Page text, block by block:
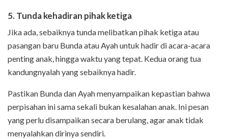
5. Tunda kehadiran pihak ketiga
Jika ada, sebaiknya tunda melibatkan pihak ketiga atau
pasangan baru Bunda atau Ayah untuk hadir di acara-acara
penting anak, hingga waktu yang tepat. Kedua orang tua
kandungnyalah yang sebaiknya hadir.
Pastikan Bunda dan Ayah menyampaikan kepastian bahwa
perpisahan ini sama sekali bukan kesalahan anak. Ini pesan
yang perlu disampaikan secara berulang, agar anak tidak
menyalahkan dirinya sendiri.